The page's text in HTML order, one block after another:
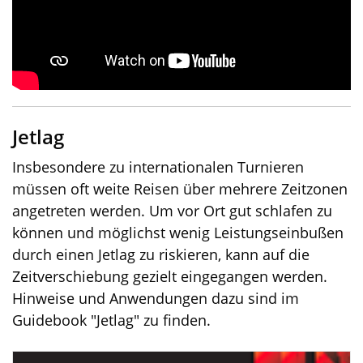
Jetlag
Insbesondere zu internationalen Turnieren
müssen oft weite Reisen über mehrere Zeitzonen
angetreten werden. Um vor Ort gut schlafen zu
können und möglichst wenig Leistungseinbußen
durch einen Jetlag zu riskieren, kann auf die
Zeitverschiebung gezielt eingegangen werden.
Hinweise und Anwendungen dazu sind im
Guidebook "Jetlag" zu finden.